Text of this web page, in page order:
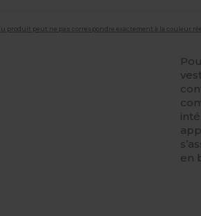
produit peut ne pas correspondre exactement à la couleur
en